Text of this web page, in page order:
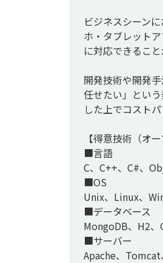
ビジネスシーン
ホ・タブレット
に対応できること
開発技術や開発
任せたい」とい
した上でコスト
【得意技術（オー
■言語
C、C++、C#、
■OS
Unix、Linux、
■データベース
MongoDB、H2
■サーバー
Apache、